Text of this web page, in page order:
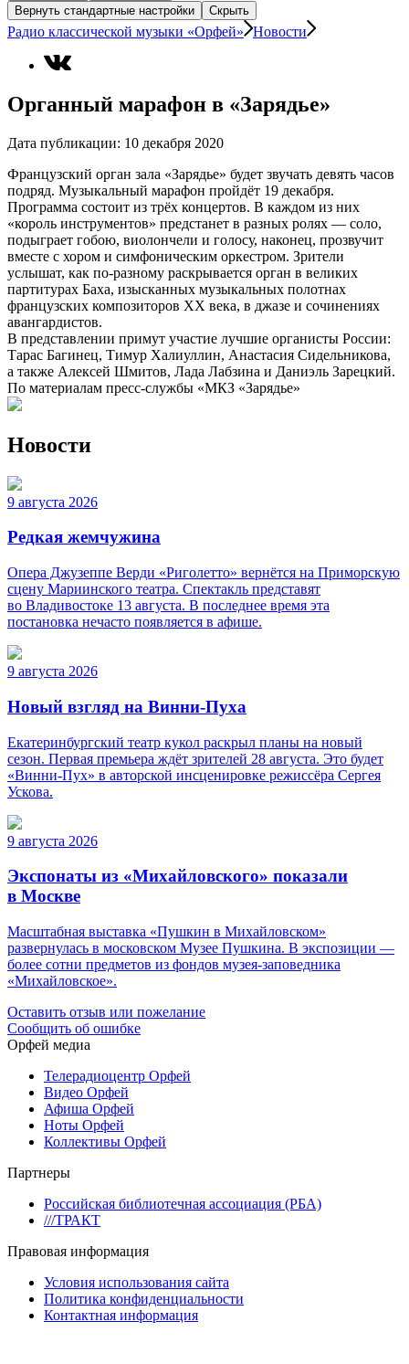
Вернуть стандартные настройки
Скрыть
Радио классической музыки «Орфей» Новости
Органный марафон в «Зарядье»
Дата публикации: 10 декабря 2020
Французский орган зала «Зарядье» будет звучать девять часов
подряд. Музыкальный марафон пройдёт 19 декабря.
Программа состоит из трёх концертов. В каждом из них
«король инструментов» предстанет в разных ролях — соло,
подыграет гобою, виолончели и голосу, наконец, прозвучит
вместе с хором и симфоническим оркестром. Зрители
услышат, как по-разному раскрывается орган в великих
партитурах Баха, изысканных музыкальных полотнах
французских композиторов XX века, в джазе и сочинениях
авангардистов.
В представлении примут участие лучшие органисты России:
Тарас Багинец, Тимур Халиуллин, Анастасия Сидельникова,
а также Алексей Шмитов, Лада Лабзина и Даниэль Зарецкий.
По материалам пресс-службы «МКЗ «Зарядье»
Новости
9 августа 2026
Редкая жемчужина
Опера Джузеппе Верди «Риголетто» вернётся на Приморскую
сцену Мариинского театра. Спектакль представят
во Владивостоке 13 августа. В последнее время эта
постановка нечасто появляется в афише.
9 августа 2026
Новый взгляд на Винни-Пуха
Екатеринбургский театр кукол раскрыл планы на новый
сезон. Первая премьера ждёт зрителей 28 августа. Это будет
«Винни-Пух» в авторской инсценировке режиссёра Сергея
Ускова.
9 августа 2026
Экспонаты из «Михайловского» показали
в Москве
Масштабная выставка «Пушкин в Михайловском»
развернулась в московском Музее Пушкина. В экспозиции —
более сотни предметов из фондов музея-заповедника
«Михайловское».
Оставить отзыв или пожелание
Сообщить об ошибке
Орфей медиа
Телерадиоцентр Орфей
Видео Орфей
Афиша Орфей
Ноты Орфей
Коллективы Орфей
Партнеры
Российская библиотечная ассоциация (РБА)
///ТРАКТ
Правовая информация
Условия использования сайта
Политика конфиденциальности
Контактная информация